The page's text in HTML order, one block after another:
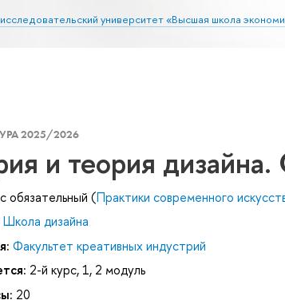
университет «Высшая школа
2025/2026
и теория
обязательный (Практики современного
Школа дизайна
Факультет креативных индустрий
2-й курс, 1, 2 модуль
20